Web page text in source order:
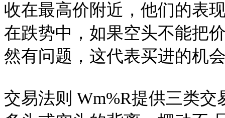
收在最高价附近，他们的表
在跌势中，如果空头不能把
然有问题，这代表买进的机
交易法则 Wm%R提供三类